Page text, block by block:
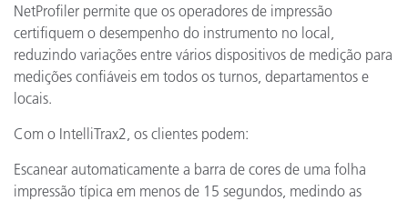
NetProfiler permite que os operadores de impressão
certifiquem o desempenho do instrumento no local,
reduzindo variações entre vários dispositivos de medição para
medições confiáveis em todos os turnos, departamentos e
locais.
Com o IntelliTrax2, os clientes podem:
Escanear automaticamente a barra de cores de uma folha
impressão típica em menos de 15 segundos, medindo as